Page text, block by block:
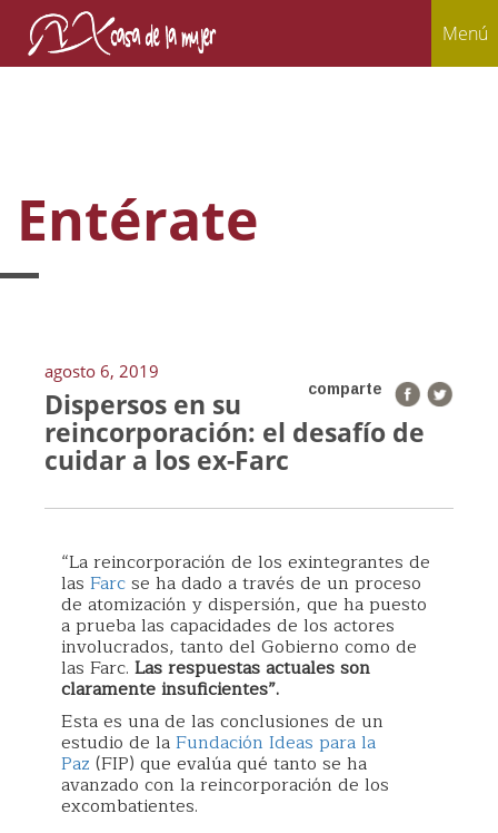
Menú
Entérate
agosto 6, 2019
comparte
Dispersos en su
reincorporación: el desafío de
cuidar a los ex-Farc
“La reincorporación de los exintegrantes de
las Farcse ha dado a través de un proceso
de atomización y dispersión, que ha puesto
a prueba las capacidades de los actores
involucrados, tanto del Gobierno como de
las Farc. Las respuestas actuales son
claramente insuficientes”.
Esta es una de las conclusiones de un
estudio de laFundación Ideas para la
Paz (FIP) que evalúa qué tanto se ha
avanzado con la reincorporación de los
excombatientes.